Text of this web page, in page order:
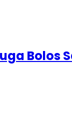
Bolos